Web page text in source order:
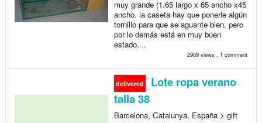
muy grande (1.65 largo x 65 ancho x45
ancho. la caseta hay que ponerle algún
tornillo para que se aguante bien, pero
por lo demás está en muy buen
estado....
2909 views , 1 comment
delivered
Lote ropa verano
talla 38
Barcelona, Catalunya, España > gift